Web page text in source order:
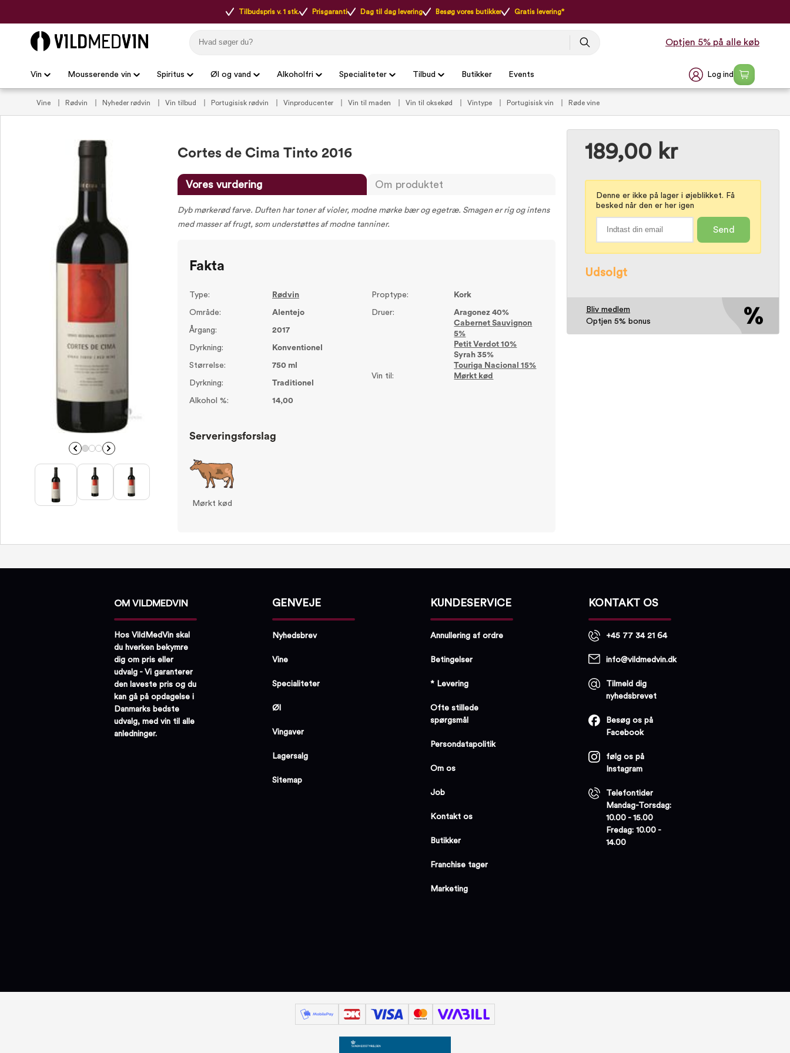
Tilbudspris v. 1 stk. Prisgaranti Dag til dag levering Besøg vores butikker Gratis levering*
Optjen 5% på alle køb
Vin Mousserende vin Spiritus Øl og vand Alkoholfri Specialiteter Tilbud Butikker Events Log ind
Vine Rødvin Nyheder rødvin Vin tilbud Portugisisk rødvin Vinproducenter Vin til maden Vin til oksekød Vintype Portugisisk vin Røde vine
189,00 kr
Denne er ikke på lager i øjeblikket. Få
besked når den er her igen
Send
Udsolgt
Bliv medlem
Optjen 5% bonus
Cortes de Cima Tinto 2016
Vores vurdering Om produktet
Dyb mørkerød farve. Duften har toner af violer, modne mørke bær og egetræ. Smagen er rig og intens
med masser af frugt, som understøttes af modne tanniner.
Fakta
Type: Rødvin
Område: Alentejo
Årgang: 2017
Dyrkning: Konventionel
Størrelse: 750 ml
Dyrkning: Traditionel
Alkohol %: 14,00
Proptype: Kork
Druer:
Aragonez 40%
Cabernet Sauvignon
5%
Petit Verdot 10%
Syrah 35%
Touriga Nacional 15%
Vin til:
Mørkt kød
Serveringsforslag
Mørkt kød
OM VILDMEDVIN
Hos VildMedVin skal
du hverken bekymre
dig om pris eller
udvalg - Vi garanterer
den laveste pris og du
kan gå på opdagelse i
Danmarks bedste
udvalg, med vin til alle
anledninger.
GENVEJE
Nyhedsbrev
Vine
Specialiteter
Øl
Vingaver
Lagersalg
Sitemap
KUNDESERVICE
Annullering af ordre
Betingelser
* Levering
Ofte stillede
spørgsmål
Persondatapolitik
Om os
Job
Kontakt os
Butikker
Franchise tager
Marketing
KONTAKT OS
+45 77 34 21 64
info@vildmedvin.dk
Tilmeld dig
nyhedsbrevet
Besøg os på
Facebook
følg os på
Instagram
Telefontider
Mandag-Torsdag:
10.00 - 15.00
Fredag: 10.00 -
14.00